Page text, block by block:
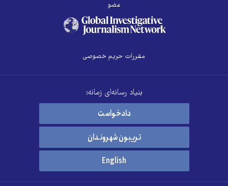
عضو
مقررات حریم خصوصی
بنیاد رسانه‌ای زمانه:
دادخواست
تریبون شهروندان
English